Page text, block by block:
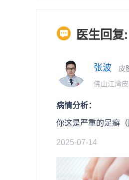
医生回复:
张波
皮
佛山江湾
病情分析：
你这是严重的足癣
2025-07-14